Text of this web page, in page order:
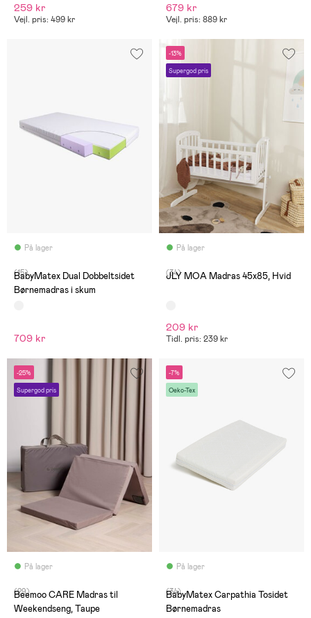
259 kr
Vejl. pris: 499 kr
679 kr
Vejl. pris: 889 kr
På lager
(15)
BabyMatex Dual Dobbeltsidet
Børnemadras i skum
709 kr
-13%
Supergod pris
På lager
(34)
JLY MOA Madras 45x85, Hvid
209 kr
Tidl. pris: 239 kr
-25%
Supergod pris
På lager
(29)
Beemoo CARE Madras til
Weekendseng, Taupe
-7%
Oeko-Tex
På lager
(34)
BabyMatex Carpathia Tosidet
Børnemadras